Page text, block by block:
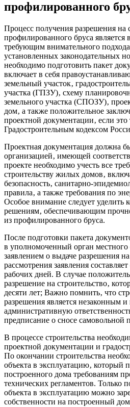
профилированного
Процесс получения разрешения на
профилированного бруса является
требующим внимательного
установленных законодательных
необходимо подготовить пакет
включает в себя
земельный участок‚
участка (ГПЗУ)‚ схему
земельного участка (СПОЗУ)‚
дом‚ а также положительное
проектной документации‚ если это
Градостроительным кодексом
Проектная документация должна
организацией‚ имеющей
проекте необходимо учесть все
строительству жилых домов‚
безопасность‚ санитарно-
правила‚ а также требования по
Особое внимание следует уделить
решениям‚ обеспечивающим
из профилированного бруса.
После подготовки пакета
в уполномоченный орган местного
заявлением о выдаче разрешения
рассмотрения заявления
рабочих дней. В случае
разрешение на строительство‚
десяти лет; Важно помнить‚ что
разрешения является незаконным
административную
предписание о сносе самовольной
В процессе строительства
проектной документации и
По окончании строительства
объекта в эксплуатацию‚ который
построенного дома требованиям
технических регламентов. Только
объекта в эксплуатацию можно
собственности на построенный